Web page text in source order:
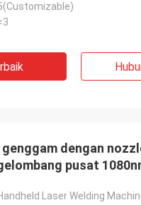
dengan
pusat
Laser Welding